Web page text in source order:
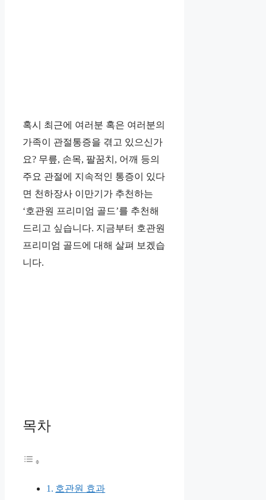
혹시 최근에 여러분 혹은 여러분의
가족이 관절통증을 겪고 있으신가
요? 무릎, 손목, 팔꿈치, 어깨 등의
주요 관절에 지속적인 통증이 있다
면 천하장사 이만기가 추천하는
‘호관원 프리미엄 골드’를 추천해
드리고 싶습니다. 지금부터 호관원
프리미엄 골드에 대해 살펴 보겠습
니다.
목차
호관원 효과